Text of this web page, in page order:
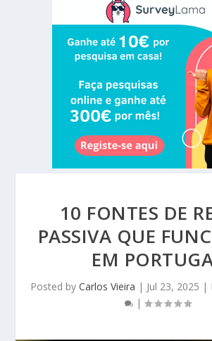
10 FONTES DE
PASSIVA QUE
EM
Posted by Carlos Vieira | Jul 23, 2025 |
|